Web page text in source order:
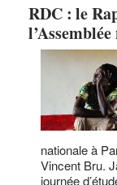
RDC : le
nationale à
Vincent Bru.
journée